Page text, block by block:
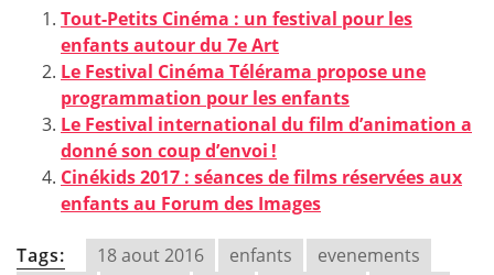
Tout-Petits Cinéma : un festival pour les
enfants autour du 7e Art
Le Festival Cinéma Télérama propose une
programmation pour les enfants
Le Festival international du film d’animation a
donné son coup d’envoi !
Cinékids 2017 : séances de films réservées aux
enfants au Forum des Images
Tags: 18 aout 2016 enfants
evenements